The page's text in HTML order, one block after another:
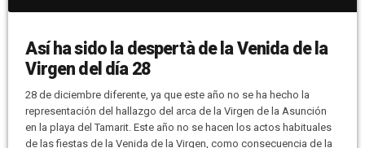
Así ha sido la despertà de la Venida de la
Virgen del día 28
28 de diciembre diferente, ya que este año no se ha hecho la
representación del hallazgo del arca de la Virgen de la Asunción
en la playa del Tamarit. Este año no se hacen los actos habituales
de las fiestas de la Venida de la Virgen, como consecuencia de la